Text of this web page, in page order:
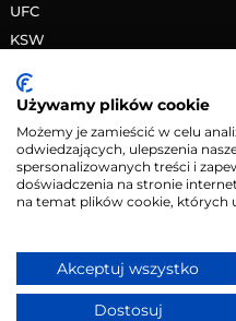
UFC
KSW
PRIME MMA
Żużlowa Ekstraliga
Speedway Grand Prix
Skoki narciarskie
Kontakt•Reklama
Używamy plików cookie
Możemy je zamieścić w celu
odwiedzających, ulepszenia
spersonalizowanych treści i
doświadczenia na stronie
na temat plików cookie, których
Akceptuj wszystko
Dostosuj